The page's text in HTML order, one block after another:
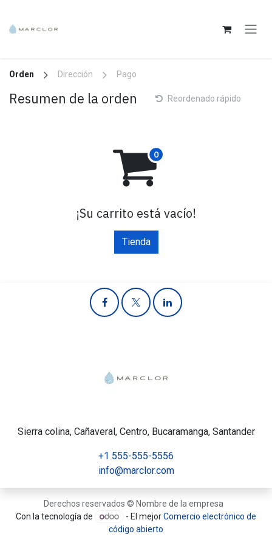
Orden Dirección Pago
Resumen de la orden Reordenado rápido
¡Su carrito está vacío!
Tienda
Sierra colina, Cañaveral, Centro, Bucaramanga, Santander
+1 555-555-5556
info@marclor.com
Derechos reservados © Nombre de la empresa
Con la tecnología de
- El mejorComercio electrónico de
código abierto